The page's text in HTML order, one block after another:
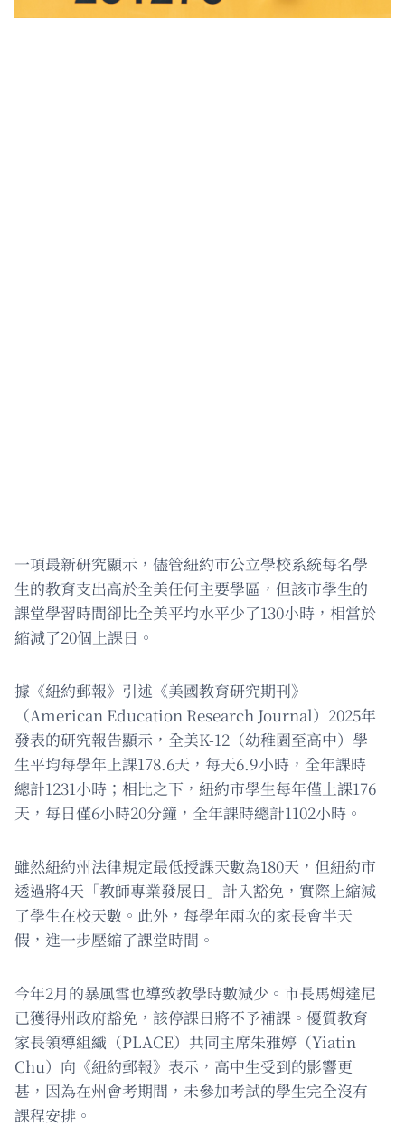
一項最新研究顯示，儘管紐約市公立學校系統每名學
生的教育支出高於全美任何主要學區，但該市學生的
課堂學習時間卻比全美平均水平少了130小時，相當於
縮減了20個上課日。
據《紐約郵報》引述《美國教育研究期刊》
（American Education Research Journal）2025年
發表的研究報告顯示，全美K-12（幼稚園至高中）學
生平均每學年上課178.6天，每天6.9小時，全年課時
總計1231小時；相比之下，紐約市學生每年僅上課176
天，每日僅6小時20分鐘，全年課時總計1102小時。
雖然紐約州法律規定最低授課天數為180天，但紐約市
透過將4天「教師專業發展日」計入豁免，實際上縮減
了學生在校天數。此外，每學年兩次的家長會半天
假，進一步壓縮了課堂時間。
今年2月的暴風雪也導致教學時數減少。市長馬姆達尼
已獲得州政府豁免，該停課日將不予補課。優質教育
家長領導組織（PLACE）共同主席朱雅婷（Yiatin
Chu）向《紐約郵報》表示，高中生受到的影響更
甚，因為在州會考期間，未參加考試的學生完全沒有
課程安排。